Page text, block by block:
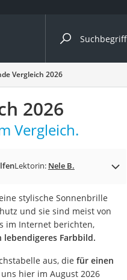
nach Kategorie
Vergleich 2026
2026
Vergleich.
Lektorin: Nele B.
stylische Sonnenbrille
und sie sind meist von
im Internet berichten,
Farbbild.
aus, die für einen
hier im August 2026